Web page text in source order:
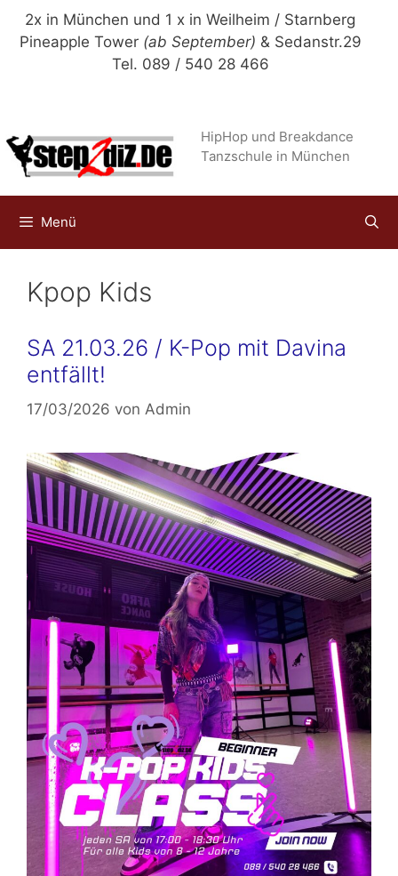
Zum
Inhalt
2x in München und 1 x in Weilheim / Starnberg
Pineapple Tower (ab September) & Sedanstr.29
Tel. 089 / 540 28 466
HipHop und Breakdance
Tanzschule in München
Menü
Kpop Kids
SA 21.03.26 / K-Pop mit Davina
entfällt!
17/03/2026 von Admin